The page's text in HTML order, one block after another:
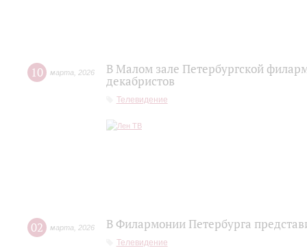
10 марта 2026
В Малом зале Петербургской
декабристов
Телевидение
02 марта 2026 В Филармонии Петербурга
Телевидение